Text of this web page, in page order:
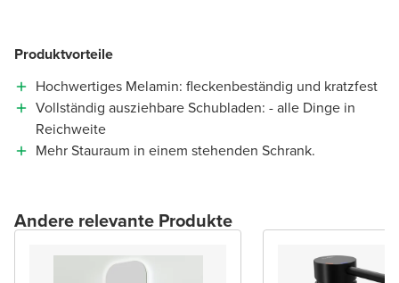
Produktvorteile
Hochwertiges Melamin: fleckenbeständig und kratzfest
Vollständig ausziehbare Schubladen: - alle Dinge in
Reichweite
Mehr Stauraum in einem stehenden Schrank.
Andere relevante Produkte